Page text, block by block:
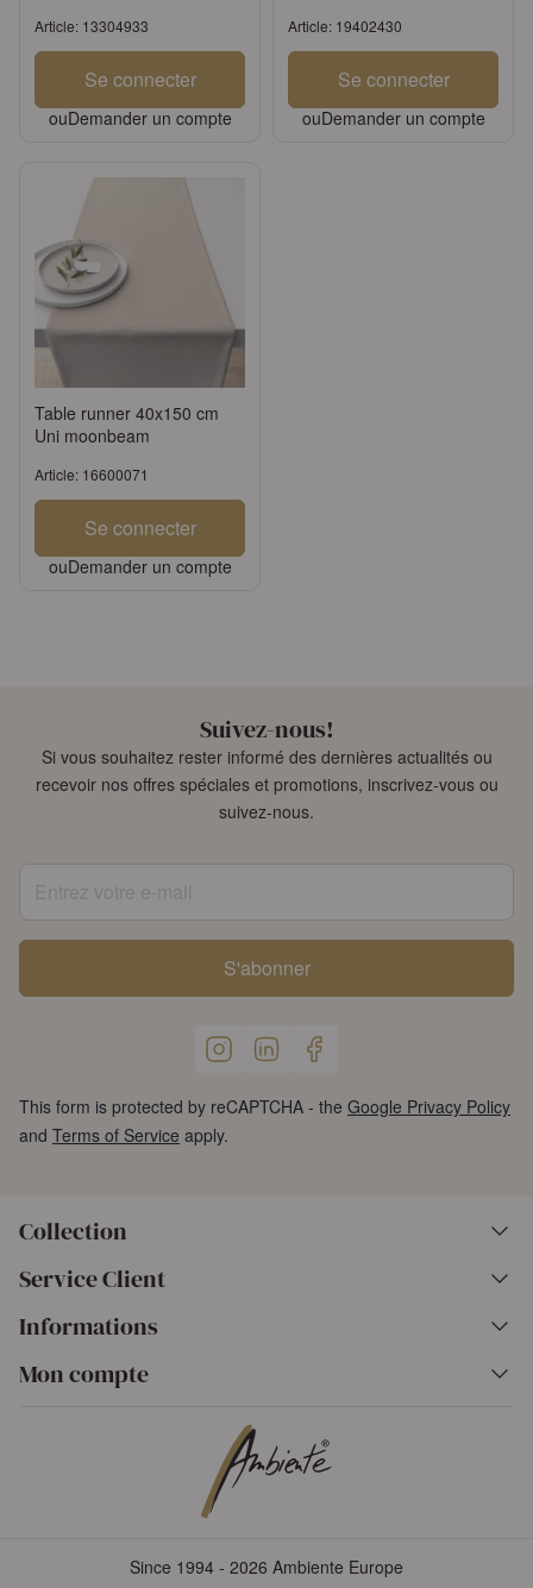
Article: 13304933
Se connecter
ouDemander un compte
Article: 19402430
Se connecter
ouDemander un compte
Table runner 40x150 cm
Uni moonbeam
Article: 16600071
Se connecter
ouDemander un compte
Suivez-nous!
Si vous souhaitez rester informé des dernières actualités ou
recevoir nos offres spéciales et promotions, inscrivez-vous ou
suivez-nous.
S'abonner
This form is protected by reCAPTCHA - the Google Privacy Policy
and Terms of Service apply.
Collection
Service Client
Informations
Mon compte
Since 1994 - 2026 Ambiente Europe